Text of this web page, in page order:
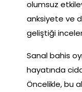
olumsuz
anksiyete ve
geliştiği
Sanal bahis
hayatında
Öncelikle, bu